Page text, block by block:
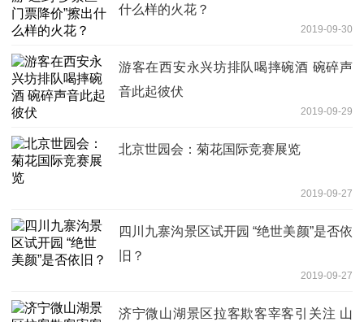
什么样的火花？
2019-09-30
游客在西安永兴坊排队喝摔碗酒 碗碎声
音此起彼伏
2019-09-29
北京世园会：菊花国际竞赛展览
2019-09-27
四川九寨沟景区试开园 “绝世美颜”是否依
旧？
2019-09-27
济宁微山湖景区拉客欺客宰客引关注 山